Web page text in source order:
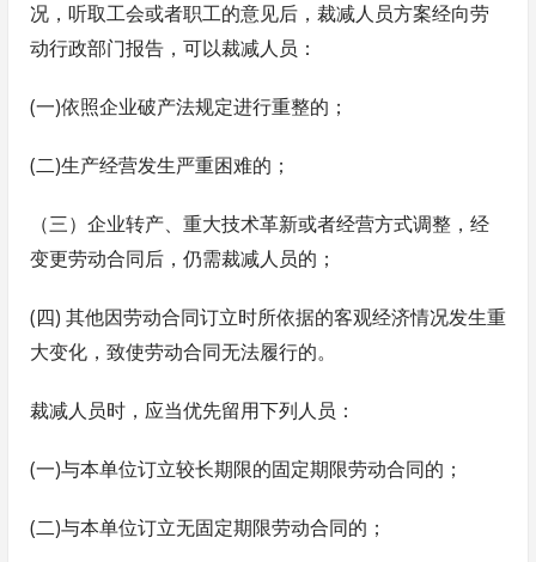
况，听取工会或者职工的意见后，裁减人员方案经向劳
动行政部门报告，可以裁减人员：
(一)依照企业破产法规定进行重整的；
(二)生产经营发生严重困难的；
（三）企业转产、重大技术革新或者经营方式调整，经
变更劳动合同后，仍需裁减人员的；
(四) 其他因劳动合同订立时所依据的客观经济情况发生重
大变化，致使劳动合同无法履行的。
裁减人员时，应当优先留用下列人员：
(一)与本单位订立较长期限的固定期限劳动合同的；
(二)与本单位订立无固定期限劳动合同的；